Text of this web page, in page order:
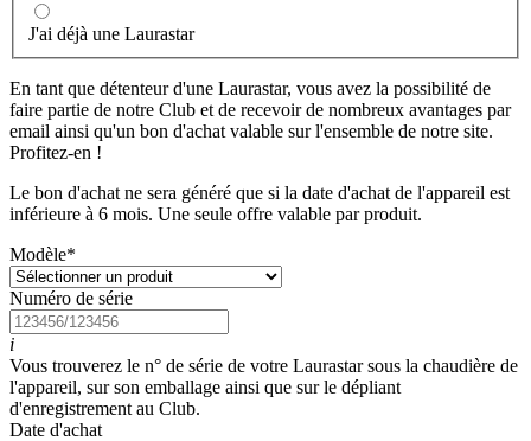
J'ai déjà une Laurastar
En tant que détenteur d'une Laurastar, vous avez la possibilité de
faire partie de notre Club et de recevoir de nombreux avantages par
email ainsi qu'un bon d'achat valable sur l'ensemble de notre site.
Profitez-en !
Le bon d'achat ne sera généré que si la date d'achat de l'appareil est
inférieure à 6 mois. Une seule offre valable par produit.
Modèle*
Numéro de série
i
Vous trouverez le n° de série de votre Laurastar sous la chaudière de
l'appareil, sur son emballage ainsi que sur le dépliant
d'enregistrement au Club.
Date d'achat